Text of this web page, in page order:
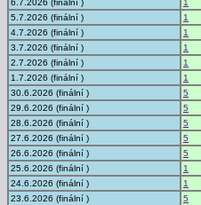
6.7.2026 (finální )
1
5.7.2026 (finální )
1
4.7.2026 (finální )
1
3.7.2026 (finální )
1
2.7.2026 (finální )
1
1.7.2026 (finální )
1
30.6.2026 (finální )
5
29.6.2026 (finální )
5
28.6.2026 (finální )
5
27.6.2026 (finální )
5
26.6.2026 (finální )
5
25.6.2026 (finální )
1
24.6.2026 (finální )
1
23.6.2026 (finální )
5